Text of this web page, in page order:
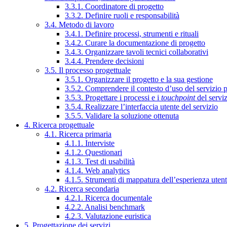
3.3.1. Coordinatore di progetto
3.3.2. Definire ruoli e responsabilità
3.4. Metodo di lavoro
3.4.1. Definire processi, strumenti e rituali
3.4.2. Curare la documentazione di progetto
3.4.3. Organizzare tavoli tecnici collaborativi
3.4.4. Prendere decisioni
3.5. Il processo progettuale
3.5.1. Organizzare il progetto e la sua gestione
3.5.2. Comprendere il contesto d’uso del servizio
3.5.3. Progettare i processi e i touchpointdel
3.5.4. Realizzare l’interfaccia utente del servizio
3.5.5. Validare la soluzione ottenuta
4. Ricerca progettuale
4.1. Ricerca primaria
4.1.1. Interviste
4.1.2. Questionari
4.1.3. Test di usabilità
4.1.4. Web analytics
4.1.5. Strumenti di mappatura dell’esperienza
4.2. Ricerca secondaria
4.2.1. Ricerca documentale
4.2.2. Analisi benchmark
4.2.3. Valutazione euristica
5. Progettazione dei servizi